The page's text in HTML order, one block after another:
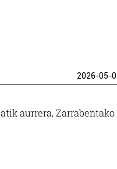
2026-05-
aurrera, Zarrabentako